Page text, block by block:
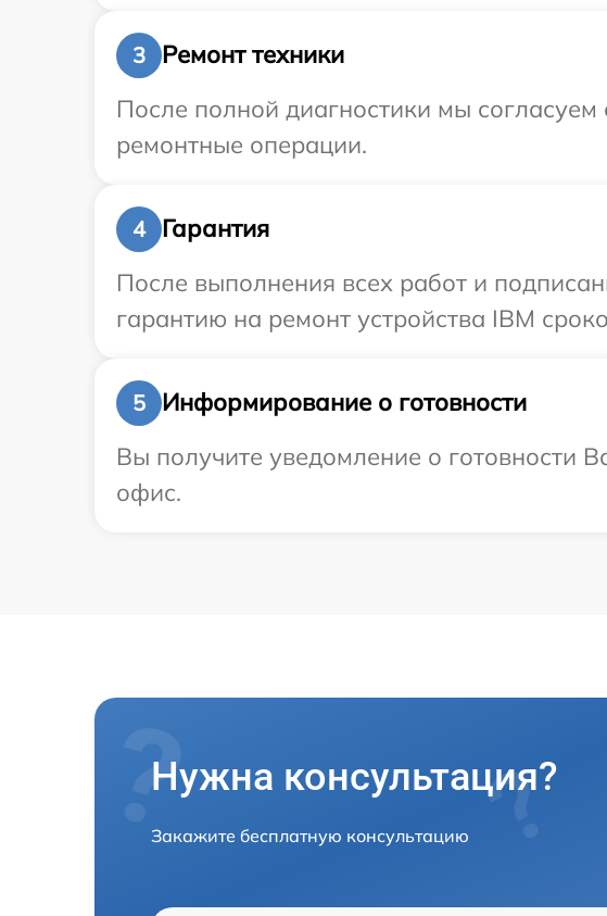
3
Ремонт техники
После полной диагностики мы
ремонтные операции.
4
Гарантия
После выполнения всех работ и
гарантию на ремонт устройства IBM
5
Информирование о готовности
Вы получите уведомление о готовности
офис.
Нужна консультация?
Закажите бесплатную консультацию